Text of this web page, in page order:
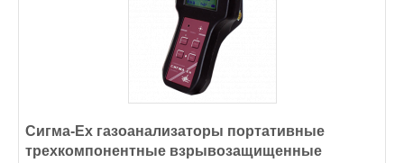
Сигма-Ex газоанализаторы портативные
трехкомпонентные взрывозащищенные